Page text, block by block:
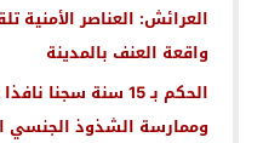
العرائش: العناصر
واقعة العنف بالمدينة
الحكم بـ 15 سنة
وممارسة الشذوذ الجنسي